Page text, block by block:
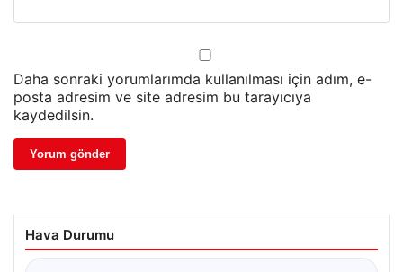
Daha sonraki yorumlarımda kullanılması için adım, e-
posta adresim ve site adresim bu tarayıcıya
kaydedilsin.
Hava Durumu